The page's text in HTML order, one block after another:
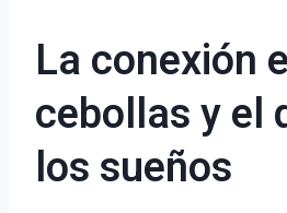
La conexión
cebollas y el
los sueños